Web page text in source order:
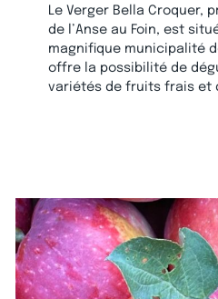
Le Verger Bella Croquer,
de l’Anse au Foin, est
magnifique municipalité
offre la possibilité de
variétés de fruits frais et